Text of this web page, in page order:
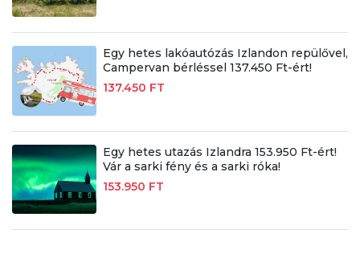
Egy hetes lakóautózás Izlandon repülővel,
Campervan bérléssel 137.450 Ft-ért!
137.450 FT
Egy hetes utazás Izlandra 153.950 Ft-ért!
Vár a sarki fény és a sarki róka!
153.950 FT